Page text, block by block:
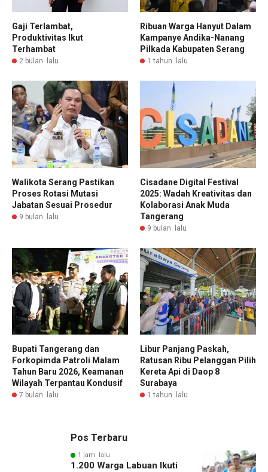
Gaji Terlambat,
Produktivitas Ikut
Terhambat
2 bulan lalu
Ribuan Warga Hanyut Dalam
Kampanye Andika-Nanang
Pilkada Kabupaten Serang
1 tahun lalu
Walikota Serang Pastikan
Proses Rotasi Mutasi
Jabatan Sesuai Prosedur
9 bulan lalu
Cisadane Digital Festival
2025: Wadah Kreativitas dan
Kolaborasi Anak Muda
Tangerang
9 bulan lalu
Bupati Tangerang dan
Forkopimda Patroli Malam
Tahun Baru 2026, Keamanan
Wilayah Terpantau Kondusif
7 bulan lalu
Libur Panjang Paskah,
Ratusan Ribu Pelanggan Pilih
Kereta Api di Daop 8
Surabaya
1 tahun lalu
Pos Terbaru
1 jam lalu
1.200 Warga Labuan Ikuti